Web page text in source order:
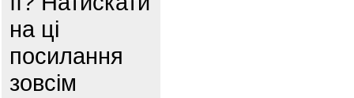
на ці
посилання
зовсім